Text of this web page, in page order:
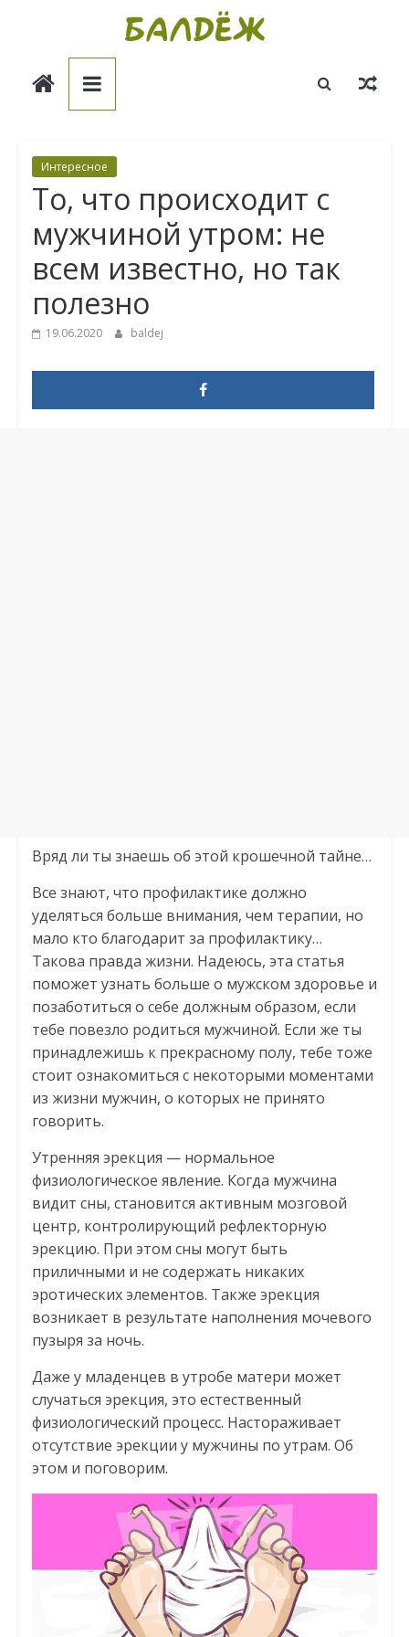
Балдёж
Интересное
То, что происходит с
мужчиной утром: не
всем известно, но так
полезно
19.06.2020 baldej
Вряд ли ты знаешь об этой крошечной тайне…
Все знают, что профилактике должно
уделяться больше внимания, чем терапии, но
мало кто благодарит за профилактику…
Такова правда жизни. Надеюсь, эта статья
поможет узнать больше о мужском здоровье и
позаботиться о себе должным образом, если
тебе повезло родиться мужчиной. Если же ты
принадлежишь к прекрасному полу, тебе тоже
стоит ознакомиться с некоторыми моментами
из жизни мужчин, о которых не принято
говорить.
Утренняя эрекция — нормальное
физиологическое явление. Когда мужчина
видит сны, становится активным мозговой
центр, контролирующий рефлекторную
эрекцию. При этом сны могут быть
приличными и не содержать никаких
эротических элементов. Также эрекция
возникает в результате наполнения мочевого
пузыря за ночь.
Даже у младенцев в утробе матери может
случаться эрекция, это естественный
физиологический процесс. Настораживает
отсутствие эрекции у мужчины по утрам. Об
этом и поговорим.